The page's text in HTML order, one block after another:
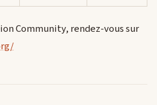
Community, rendez-vous sur